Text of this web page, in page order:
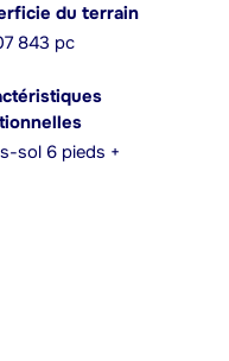
du terrain
843 pc
sol 6 pieds +